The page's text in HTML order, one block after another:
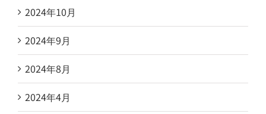
2024年10月
2024年9月
2024年8月
2024年4月